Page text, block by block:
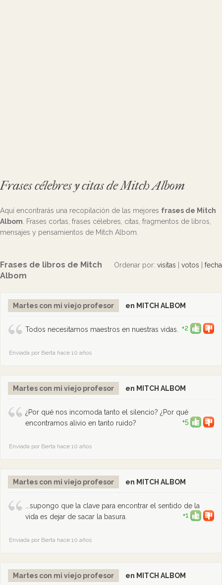
Frases célebres y citas de Mitch Albom
Aquí encontrarás una recopilación de las mejores frases de Mitch
Albom . Frases cortas, frases célebres, citas, fragmentos de libros,
mensajes y pensamientos de Mitch Albom.
Ordenar por: visitas votos fecha
Frases de libros de Mitch
Albom
Martes con mi viejo profesor en MITCH ALBOM
Todos necesitamos maestros en nuestras vidas. +2
Enviada por Berta hace 10 años
Martes con mi viejo profesor en MITCH ALBOM
¿Por qué nos incomoda tanto el silencio? ¿Por qué
encontramos alivio en tanto ruido?
+5
Enviada por Berta hace 10 años
Martes con mi viejo profesor en MITCH ALBOM
...supongo que la clave para encontrar el sentido de la
vida es dejar de sacar la basura.
+1
Enviada por Berta hace 10 años
Martes con mi viejo profesor en MITCH ALBOM